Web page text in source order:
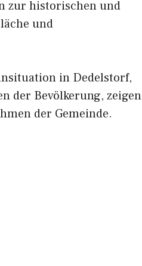
zur historischen und
und
in Dedelstorf,
der Bevölkerung, zeigen
der Gemeinde.